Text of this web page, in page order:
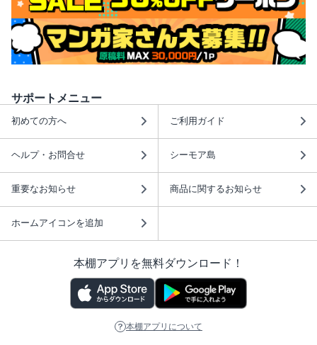
サポートメニュー
初めての方へ ご利用ガイド
ヘルプ・お問合せ シーモア島
重要なお知らせ 商品に関するお知らせ
ホームアイコンを追加
本棚アプリを無料ダウンロード！
本棚アプリについて